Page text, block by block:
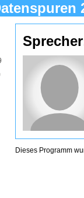
Dieses Programm